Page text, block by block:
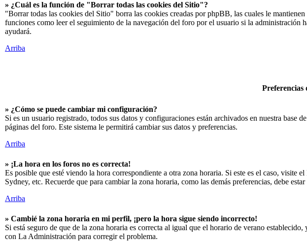
» ¿Cuál es la función de "Borrar todas las cookies del Sitio"?
"Borrar todas las cookies del Sitio" borra las cookies creadas por phpBB, las cuales le
funciones como leer el seguimiento de la navegación del foro por el usuario si la
ayudará.
Arriba
Preferencias
» ¿Cómo se puede cambiar mi configuración?
Si es un usuario registrado, todos sus datos y configuraciones están archivados en nuestra
páginas del foro. Este sistema le permitirá cambiar sus datos y preferencias.
Arriba
» ¡La hora en los foros no es correcta!
Es posible que esté viendo la hora correspondiente a otra zona horaria. Si este es el caso,
Sydney, etc. Recuerde que para cambiar la zona horaria, como las demás preferencias, debe
Arriba
» Cambié la zona horaria en mi perfil, ¡pero la hora sigue siendo incorrecto!
Si está seguro de que de la zona horaria es correcta al igual que el horario de verano
con La Administración para corregir el problema.